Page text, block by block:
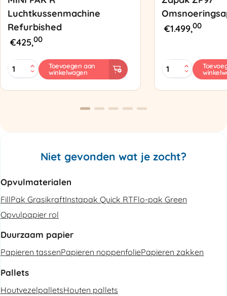
Luchtkussenmachine
Refurbished
€425,00
MINI
PAK'R
Refurbished
Toevoegen aan
winkelwagen
€1.499,00
Zapak
ZP97
aantal
Niet gevonden wat je zocht?
Opvulmaterialen
FillPak GrasikraftInstapak Quick RTFlo-pak Green
Opvulpapier rol
Duurzaam papier
Papieren tassenPapieren noppenfoliePapieren zakken
Pallets
HoutvezelpalletsHouten pallets